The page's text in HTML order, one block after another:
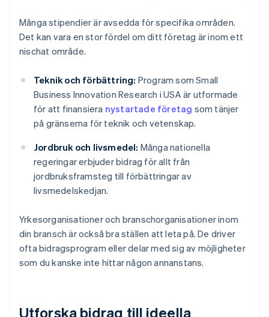
Många stipendier är avsedda för specifika områden.
Det kan vara en stor fördel om ditt företag är inom ett
nischat område.
Teknik och förbättring: Program som Small
Business Innovation Research i USA är utformade
för att finansiera nystartade företag som tänjer
på gränserna för teknik och vetenskap.
Jordbruk och livsmedel: Många nationella
regeringar erbjuder bidrag för allt från
jordbruksframsteg till förbättringar av
livsmedelskedjan.
Yrkesorganisationer och branschorganisationer inom
din bransch är också bra ställen att leta på. De driver
ofta bidragsprogram eller delar med sig av möjligheter
som du kanske inte hittar någon annanstans.
Utforska bidrag till ideella